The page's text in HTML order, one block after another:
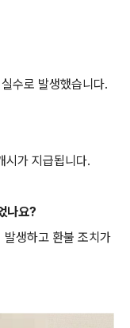
수로 발생했습니다.
시가 지급됩니다.
나요?
생하고 환불 조치가